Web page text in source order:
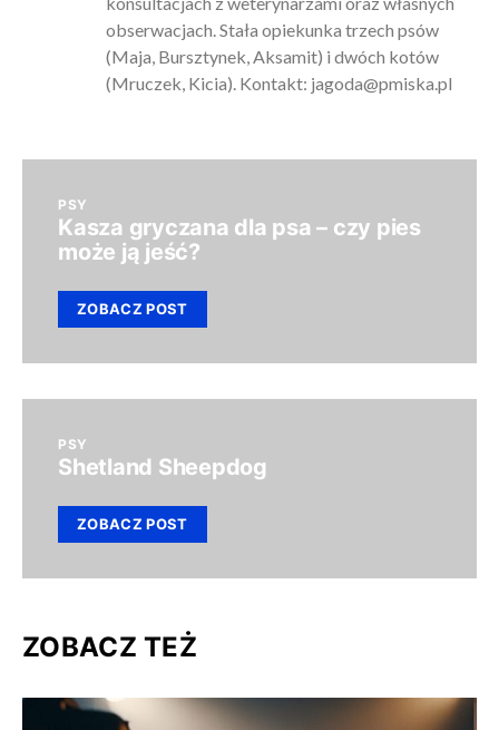
obserwacjach. Stała opiekunka trzech psów
(Maja, Bursztynek, Aksamit) i dwóch kotów
(Mruczek, Kicia). Kontakt: jagoda@pmiska.pl
PSY
Kasza gryczana dla psa – czy pies
może ją jeść?
ZOBACZ POST
PSY
Shetland Sheepdog
ZOBACZ POST
ZOBACZ TEŻ